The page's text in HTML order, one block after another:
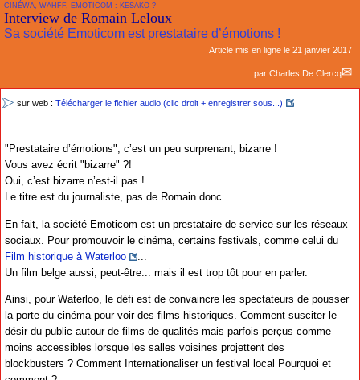
CINÉWA, WAHFF, EMOTICOM : KESAKO ?
Interview de Romain Leloux
Sa société Emoticom est prestataire d’émotions !
Article mis en ligne le 21 janvier 2017
par Charles De Clercq
sur web : Télécharger le fichier audio (clic droit + enregistrer sous...)
"Prestataire d’émotions", c’est un peu surprenant, bizarre !
Vous avez écrit "bizarre" ?!
Oui, c’est bizarre n’est-il pas !
Le titre est du journaliste, pas de Romain donc...
En fait, la société Emoticom est un prestataire de service sur les réseaux
sociaux. Pour promouvoir le cinéma, certains festivals, comme celui du
Film historique à Waterloo
Un film belge aussi, peut-être... mais il est trop tôt pour en parler.
Ainsi, pour Waterloo, le défi est de convaincre les spectateurs de pousser
la porte du cinéma pour voir des films historiques. Comment susciter le
désir du public autour de films de qualités mais parfois perçus comme
moins accessibles lorsque les salles voisines projettent des
blockbusters ? Comment Internationaliser un festival local Pourquoi et